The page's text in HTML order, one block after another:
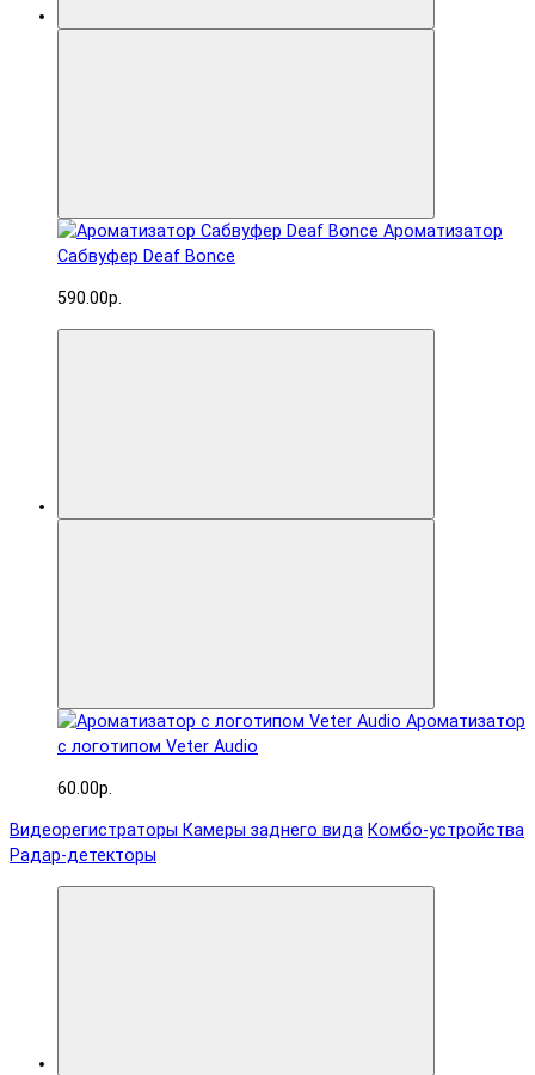
Ароматизатор
Сабвуфер Deaf Bonce
590.00р.
Ароматизатор
с логотипом Veter Audio
60.00р.
Видеорегистраторы Камеры заднего вида Комбо-устройства
Радар-детекторы